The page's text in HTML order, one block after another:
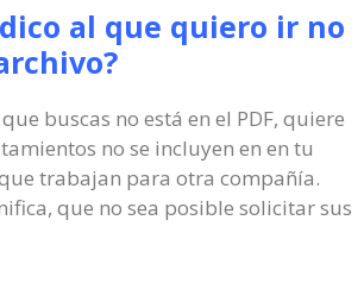
al que quiero ir no
buscas no está en el PDF, quiere
no se incluyen en en tu
trabajan para otra compañía.
que no sea posible solicitar sus